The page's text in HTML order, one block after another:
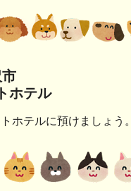
ホテル
ホテルに預けましょう。